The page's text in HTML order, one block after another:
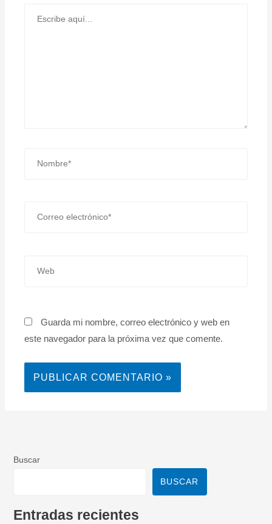
Guarda mi nombre, correo electrónico y web en
este navegador para la próxima vez que comente.
Buscar
BUSCAR
Entradas recientes